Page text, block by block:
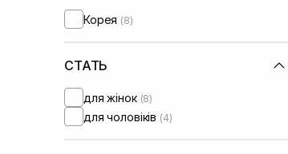
Medik8(+3)
Needly(+4)
Patchology
RARE Paris(+7)
Real Barrier(+3)
Rejuran(+3)
Корея (8)
СТАТЬ
для жінок (8)
для чоловіків (4)